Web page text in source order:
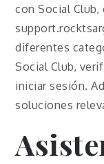
con Social Club,
diferentes
Social Club,
iniciar sesión.
soluciones